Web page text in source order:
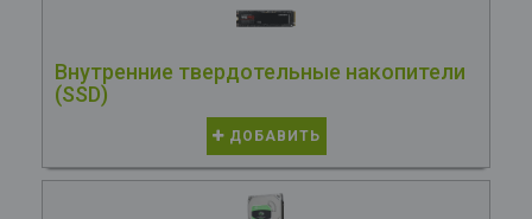
Внутренние твердотельные накопители
(SSD)
ДОБАВИТЬ